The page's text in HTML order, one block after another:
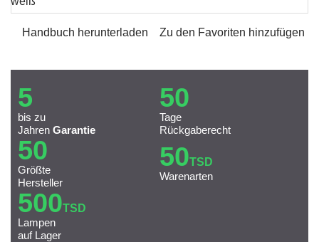
Handbuch herunterladen Zu den Favoriten hinzufügen
5
bis zu
Jahren Garantie
50
Tage
Rückgaberecht
50
Größte
Hersteller
50TSD
Warenarten
500TSD
Lampen
auf Lager